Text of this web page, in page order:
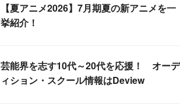
【夏アニメ2026】7月期夏の新アニメを一
挙紹介！
芸能界を志す10代～20代を応援！ オーデ
ィション・スクール情報はDeview